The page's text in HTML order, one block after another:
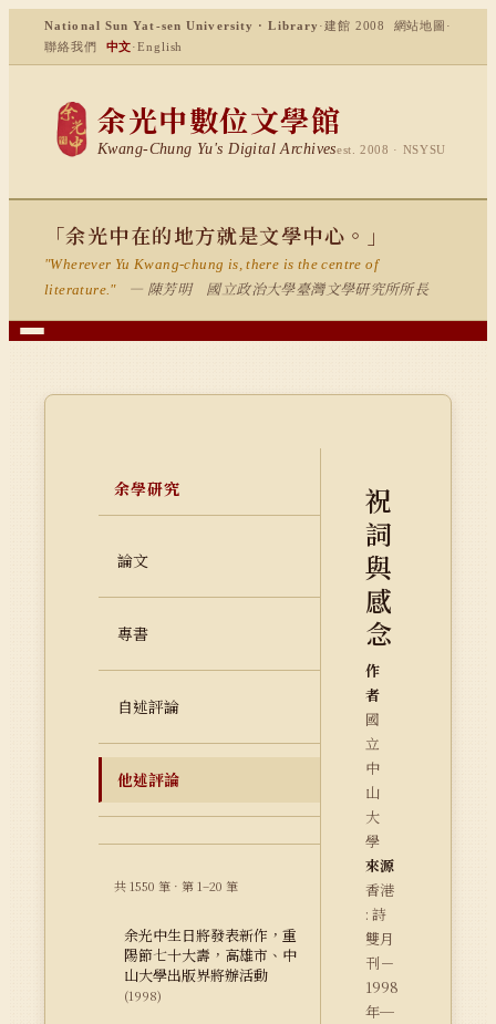
National Sun Yat-sen University · Library ·建館 2008 網站地圖 ·
聯絡我們
中文·English
余光中數位文學館
Kwang-Chung Yu's Digital Archivesest. 2008 · NSYSU
「余光中在的地方就是文學中心。」
"Wherever Yu Kwang-chung is, there is the centre of
literature."
— 陳芳明 國立政治大學臺灣文學研究所所長
余學研究
論文
專書
自述評論
他述評論
共 1550 筆 · 第 1–20 筆
余光中生日將發表新作，重
陽節七十大壽，高雄市、中
山大學出版界將辦活動
(1998)
祝
詞
與
感
念
作
者
國
立
中
山
大
學
來源
香港
: 詩
雙月
刊－
1998
年─